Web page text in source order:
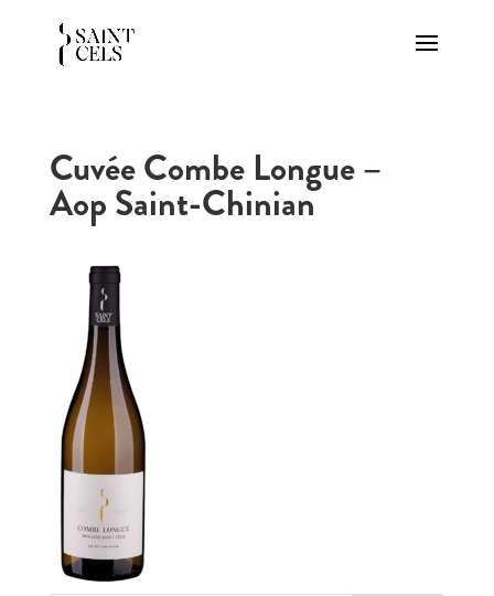
Cuvée Combe Longue –
Aop Saint-Chinian